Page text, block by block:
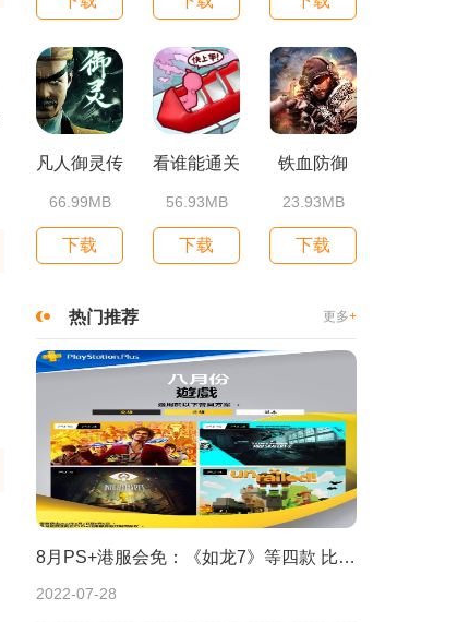
凡人御灵传
66.99MB
下载
看谁能通关
56.93MB
下载
铁血防御
23.93MB
下载
热门推荐 更多+
8月PS+港服会免：《如龙7》等四款 比欧美服多一款
2022-07-28